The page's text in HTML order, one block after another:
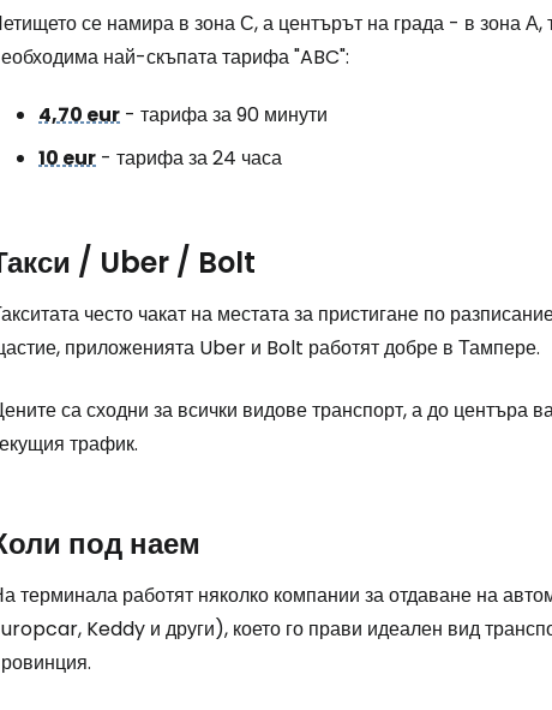
се намира в зона С, а центърът на града - в зона
най-скъпата тарифа "ABC":
4,70 eur - тарифа за 90 минути
10 eur - тарифа за 24 часа
/ Uber / Bolt
често чакат на местата за пристигане по
приложенията Uber и Bolt работят добре в Тампере.
са сходни за всички видове транспорт, а до центъра
трафик.
под наем
терминала работят няколко компании за отдаване на
Keddy и други), което го прави идеален вид